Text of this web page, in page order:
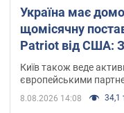
Україна має
щомісячну
Patriot від США:
розкрив
Київ також веде
європейськими
8.08.2026 14:08 34,1